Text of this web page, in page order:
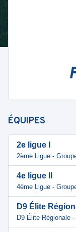
ÉQUIPES
2e ligue I
2ème Ligue -
4e ligue II
4ème Ligue -
D9 Élite
D9 Élite Régionale